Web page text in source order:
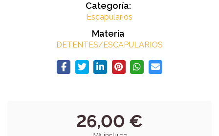
Categoría:
Escapularios
Materia
DETENTES/ESCAPULARIOS
26,00 €